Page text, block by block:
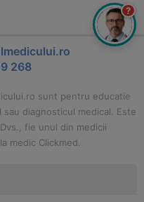
268
sunt pentru educatie
diagnosticul medical. Este
fie unul din medicii
medic Clickmed.
?